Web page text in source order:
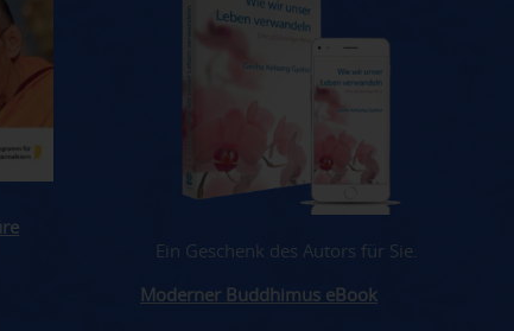
Ein Geschenk des Autors für Sie.
Moderner Buddhimus eBook